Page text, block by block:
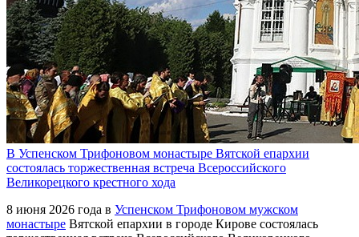
В Успенском Трифоновом монастыре Вятской епархии
состоялась торжественная встреча Всероссийского
Великорецкого крестного хода
8 июня 2026 года в Успенском Трифоновом мужском
монастыре Вятской епархии в городе Кирове состоялась